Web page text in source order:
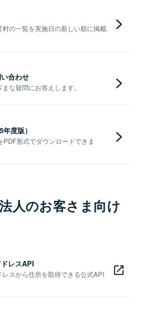
の一覧を実施日の新しい順に掲載
合わせ
な疑問にお答えします。
度版）
形式でダウンロードできま
人のお客さま向け
レスAPI
スから住所を取得できる公式API